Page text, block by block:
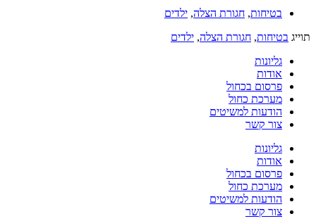
בטיחות, חגורת הצלה, ילדים
תוייג בטיחות, חגורת הצלה, ילדים
גליונות
אודות
פרסום בכחול
מערכת כחול
הודעות למשיטים
צור קשר
גליונות
אודות
פרסום בכחול
מערכת כחול
הודעות למשיטים
צור קשר